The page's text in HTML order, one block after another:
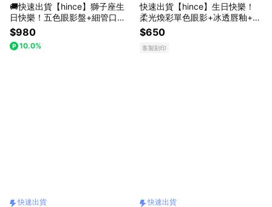
🚚快速出貨【hince】獅子座生
日快樂！五色眼影盤+細管口紅
+愛心隨身鏡+hince極光貼紙+D
ewy Ball提袋(生日禮物)(獅子座
禮物)
$980
10.0%
快速出貨【hince】生日快樂！
柔光煥彩單色眼影+冰透唇釉+客
製串珠吊飾+Dewy Ball化妝包+
Dewy Ball提袋(客製化禮物/精美
客製吊飾/生日禮物推薦/新品上
$650
客製刻印
快速出貨 快速出貨